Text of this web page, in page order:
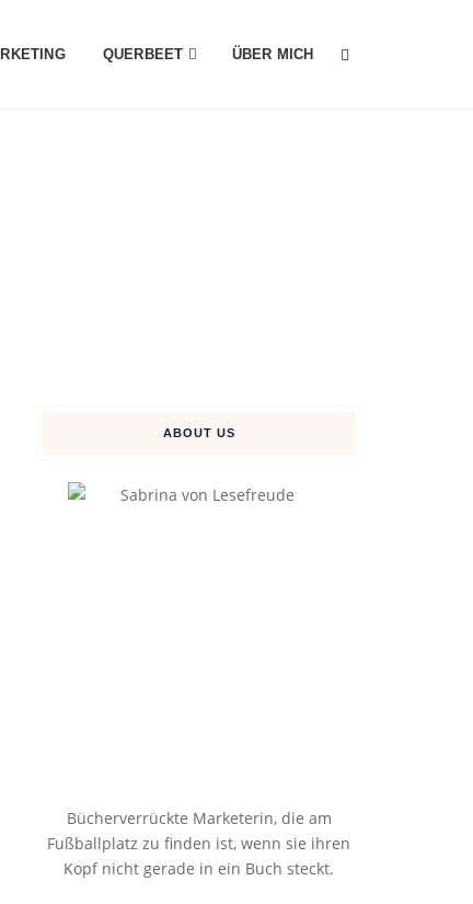
QUERBEET ÜBER MICH
ABOUT US
Bücherverrückte Marketerin, die am
Fußballplatz zu finden ist, wenn sie ihren
Kopf nicht gerade in ein Buch steckt.